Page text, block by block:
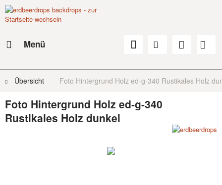
Menü
Übersicht Foto Hintergrund Holz ed-g-340 Rustikales Holz
Foto Hintergrund Holz ed-g-340
Rustikales Holz dunkel